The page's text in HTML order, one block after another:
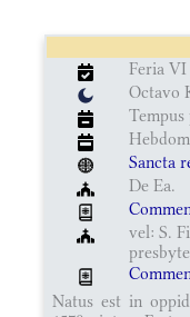
Feria VI
Octavo
Tempus
Sancta
De Ea.
vel: S.
Natus est in